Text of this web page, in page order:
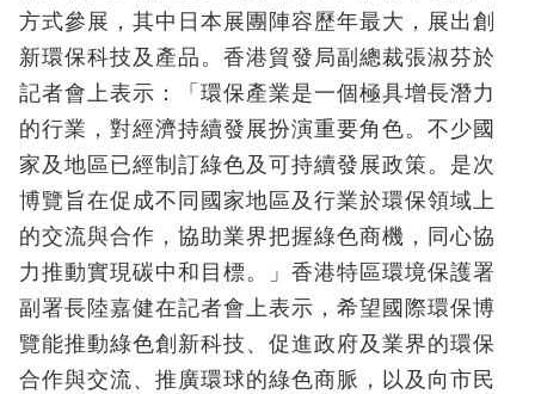
方式參展，其中日本展團陣容歷年最大，展出創
新環保科技及產品。香港貿發局副總裁張淑芬於
記者會上表示：「環保產業是一個極具增長潛力
的行業，對經濟持續發展扮演重要角色。不少國
家及地區已經制訂綠色及可持續發展政策。是次
博覽旨在促成不同國家地區及行業於環保領域上
的交流與合作，協助業界把握綠色商機，同心協
力推動實現碳中和目標。」香港特區環境保護署
副署長陸嘉健在記者會上表示，希望國際環保博
覽能推動綠色創新科技、促進政府及業界的環保
合作與交流、推廣環球的綠色商脈，以及向市民